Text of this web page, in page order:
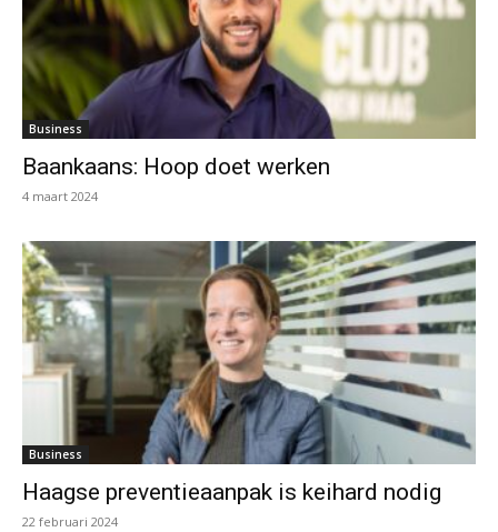
Business
Baankaans: Hoop doet werken
4 maart 2024
Business
Haagse preventieaanpak is keihard nodig
22 februari 2024